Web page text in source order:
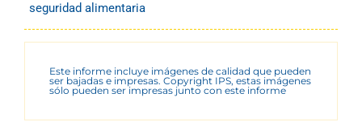
seguridad alimentaria
Este informe incluye imágenes de calidad que pueden
ser bajadas e impresas. Copyright IPS, estas imágenes
sólo pueden ser impresas junto con este informe